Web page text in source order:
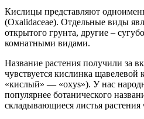
Кислицы представляют
(Oxalidaceae). Отдельные виды
открытого грунта, другие –
комнатными видами.
Название растения получили за
чувствуется кислинка щавелевой
«кислый» — «oxys»). У нас
популярнее ботанического
складывающиеся листья